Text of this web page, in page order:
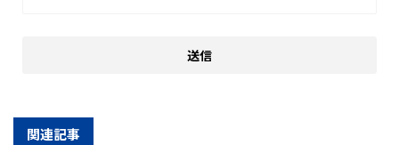
関連記事